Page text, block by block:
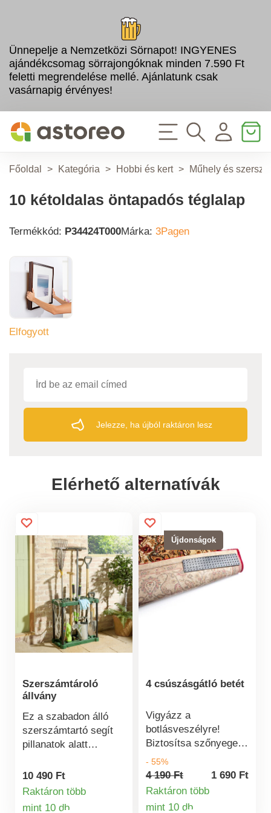
Ünnepelje a Nemzetközi Sörnapot! INGYENES
ajándékcsomag sörrajongóknak minden 7.590 Ft
feletti megrendelése mellé. Ajánlatunk csak
vasárnapig érvényes!
Főoldal > Kategória > Hobbi és kert > Műhely és
10 kétoldalas öntapadós téglalap
Termékkód: P34424T000Márka: 3Pagen
Elfogyott
Jelezze, ha újból raktáron lesz
Elérhető alternatívák
Szerszámtároló
állvány
Ez a szabadon álló
szerszámtartó segít
pillanatok alatt
dolgaidat. Okos
elrendezésének és
10 490 Ft
Raktáron több
mint 10 db
Újdonságok
4 csúszásgátló betét
Vigyázz a
botlásveszélyre!
Biztosítsa szőnyegeit
és futóit ezzel a
csúszásmentes
alátéttel. Ezután nem
- 55%
4 190 Ft
1 690 Ft
Raktáron több
mint 10 db